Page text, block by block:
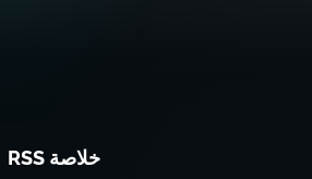
خلاصة RSS